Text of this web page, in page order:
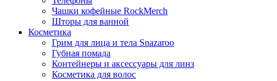
Чашки кофейные RockMerch
Шторы для ванной
Косметика
Грим для лица и тела Snazaroo
Губная помада
Контейнеры и аксессуары для линз
Косметика для волос